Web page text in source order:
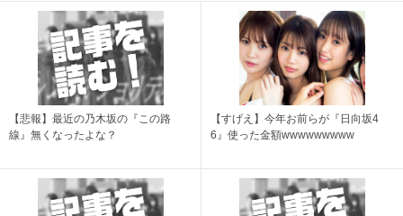
【悲報】最近の乃木坂の『この路
線』無くなったよな？
【すげえ】今年お前らが『日向坂4
6』使った金額wwwwwwwww